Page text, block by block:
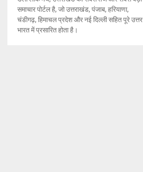
समाचार पोर्टल है, जो उत्तराखंड, पंजाब, हरियाणा,
चंडीगढ़, हिमाचल प्रदेश और नई दिल्ली सहित पूरे उत्तर
भारत में प्रसारित होता है।